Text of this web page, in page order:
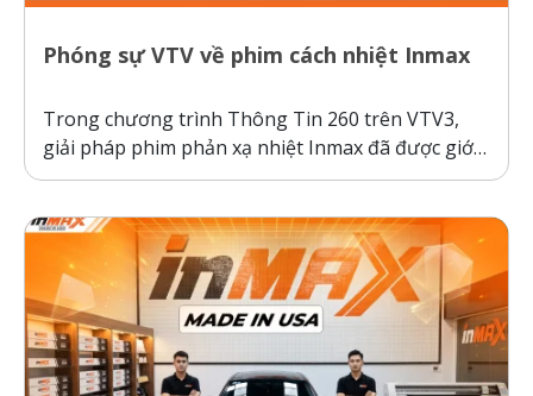
Phóng sự VTV về phim cách nhiệt Inmax
Trong chương trình Thông Tin 260 trên VTV3,
giải pháp phim phản xạ nhiệt Inmax đã được giới
thiệu như một bước tiến công nghệ giúp bảo vệ ô
nóng gay gắt. Thực tế kiểm nghiệm cho thấy, ô...